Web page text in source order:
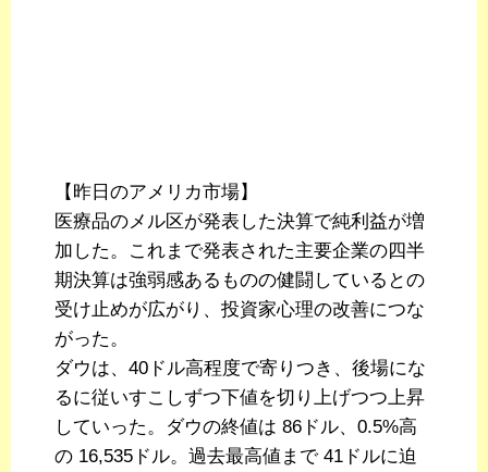
【昨日のアメリカ市場】
医療品のメル区が発表した決算で純利益が増
加した。これまで発表された主要企業の四半
期決算は強弱感あるものの健闘しているとの
受け止めが広がり、投資家心理の改善につな
がった。
ダウは、40ドル高程度で寄りつき、後場にな
るに従いすこしずつ下値を切り上げつつ上昇
していった。ダウの終値は 86ドル、0.5%高
の 16,535ドル。過去最高値まで 41ドルに迫